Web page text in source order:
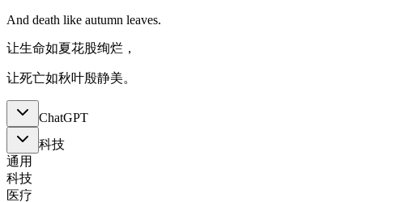
And death like autumn leaves.
让生命如夏花股绚烂，
让死亡如秋叶殷静美。
ChatGPT
科技
通用
科技
医疗